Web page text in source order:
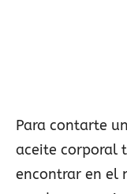
Para contarte
aceite corporal
encontrar en el